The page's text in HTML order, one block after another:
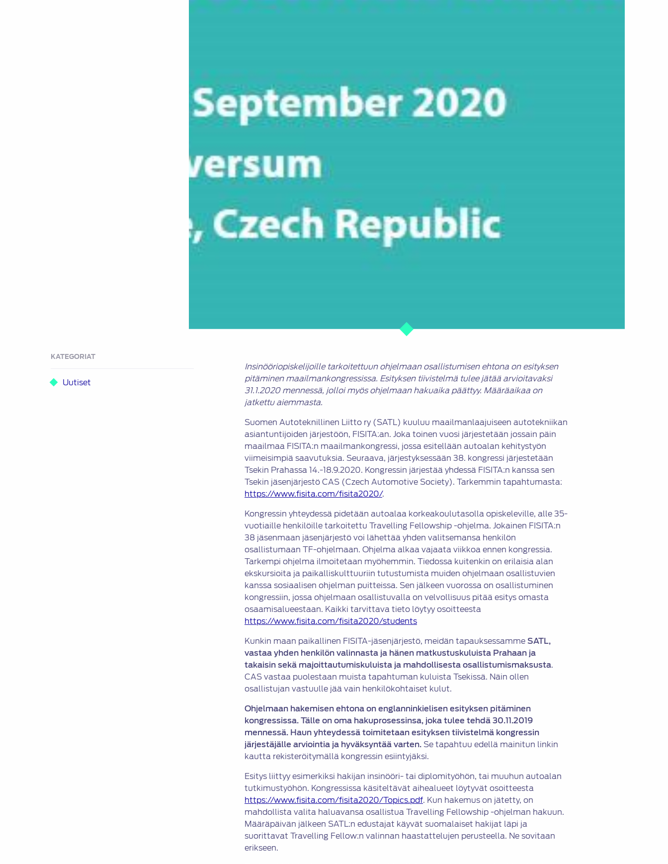
KATEGORIAT
Uutiset
Insinööriopiskelijoille tarkoitettuun ohjelmaan osallistumisen ehtona on esityksen
pitäminen maailmankongressissa. Esityksen tiivistelmä tulee jätää arvioitavaksi
31.1.2020 mennessä, jolloi myös ohjelmaan hakuaika päättyy. Määräaikaa on
jatkettu aiemmasta.
Suomen Autoteknillinen Liitto ry (SATL) kuuluu maailmanlaajuiseen autotekniikan
asiantuntijoiden järjestöön, FISITA:an. Joka toinen vuosi järjestetään jossain päin
maailmaa FISITA:n maailmankongressi, jossa esitellään autoalan kehitystyön
viimeisimpiä saavutuksia. Seuraava, järjestyksessään 38. kongressi järjestetään
Tsekin Prahassa 14.-18.9.2020. Kongressin järjestää yhdessä FISITA:n kanssa sen
Tsekin jäsenjärjestö CAS (Czech Automotive Society). Tarkemmin tapahtumasta:
https://www.fisita.com/fisita2020/.
Kongressin yhteydessä pidetään autoalaa korkeakoulutasolla opiskeleville, alle 35-
vuotiaille henkilöille tarkoitettu Travelling Fellowship -ohjelma. Jokainen FISITA:n
38 jäsenmaan jäsenjärjestö voi lähettää yhden valitsemansa henkilön
osallistumaan TF-ohjelmaan. Ohjelma alkaa vajaata viikkoa ennen kongressia.
Tarkempi ohjelma ilmoitetaan myöhemmin. Tiedossa kuitenkin on erilaisia alan
ekskursioita ja paikalliskulttuuriin tutustumista muiden ohjelmaan osallistuvien
kanssa sosiaalisen ohjelman puitteissa. Sen jälkeen vuorossa on osallistuminen
kongressiin, jossa ohjelmaan osallistuvalla on velvollisuus pitää esitys omasta
osaamisalueestaan. Kaikki tarvittava tieto löytyy osoitteesta
https://www.fisita.com/fisita2020/students
Kunkin maan paikallinen FISITA-jäsenjärjestö, meidän tapauksessammeSATL,
vastaa yhden henkilön valinnasta ja hänen matkustuskuluista Prahaan ja
takaisin sekä majoittautumiskuluista ja mahdollisesta osallistumismaksusta.
CAS vastaa puolestaan muista tapahtuman kuluista Tsekissä. Näin ollen
osallistujan vastuulle jää vain henkilökohtaiset kulut.
Ohjelmaan hakemisen ehtona on englanninkielisen esityksen pitäminen
kongressissa. Tälle on oma hakuprosessinsa, joka tulee tehdä30.11.2019
mennessä. Haun yhteydessä toimitetaan esityksen tiivistelmä kongressin
järjestäjälle arviointia ja hyväksyntää varten. Se tapahtuu edellä mainitun linkin
kautta rekisteröitymällä kongressin esiintyjäksi.
Esitys liittyy esimerkiksi hakijan insinööri- tai diplomityöhön, tai muuhun autoalan
tutkimustyöhön. Kongressissa käsiteltävät aihealueet löytyvät osoitteesta
https://www.fisita.com/fisita2020/Topics.pdf. Kun hakemus on jätetty, on
mahdollista valita haluavansa osallistua Travelling Fellowship -ohjelman hakuun.
Määräpäivän jälkeen SATL:n edustajat käyvät suomalaiset hakijat läpi ja
suorittavat Travelling Fellow:n valinnan haastattelujen perusteella. Ne sovitaan
erikseen.